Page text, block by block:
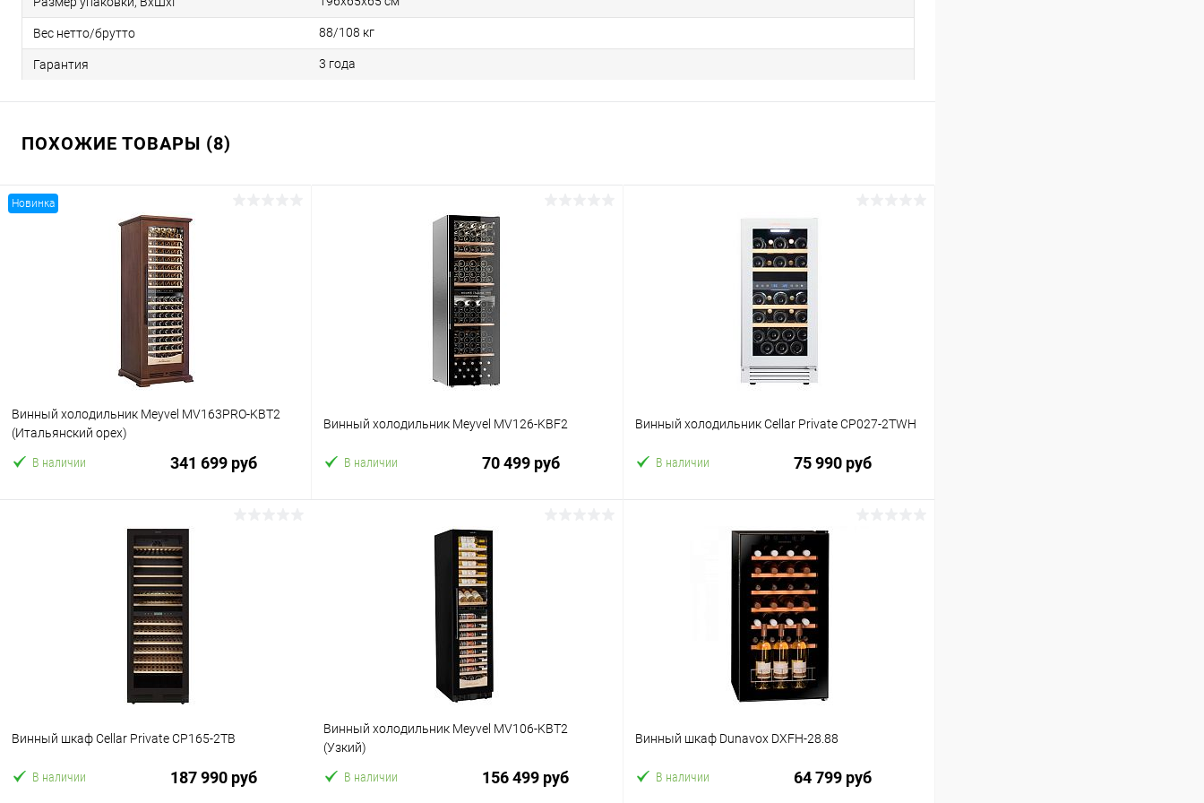
Вес нетто/брутто 88/108 кг
Гарантия 3 года
ПОХОЖИЕ ТОВАРЫ (8)
Новинка
Винный холодильник Meyvel MV163PRO-KBT2
(Итальянский орех)
В наличии 341 699 руб
В корзину
Винный холодильник Meyvel MV126-KBF2
В наличии 70 499 руб
В корзину
Винный холодильник Cellar Private CP027-2TWH
В наличии 75 990 руб
В корзину
Сравнение
Винный шкаф Cellar Private CP165-2TB
В наличии 187 990 руб
Винный холодильник Meyvel MV106-KBT2
(Узкий)
В наличии 156 499 руб
Винный шкаф Dunavox DXFH-28.88
В наличии 64 799 руб